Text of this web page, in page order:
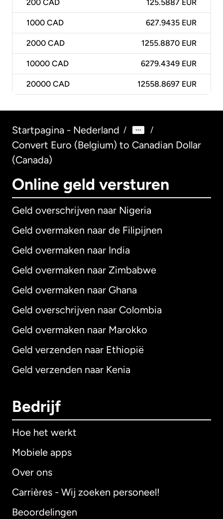
200 CAD 125.5887 EUR
1000 CAD 627.9435 EUR
2000 CAD 1255.8870 EUR
10000 CAD 6279.4349 EUR
20000 CAD 12558.8697 EUR
Startpagina - Nederland / /
Convert Euro (Belgium) to Canadian Dollar
(Canada)
Online geld versturen
Geld overschrijven naar Nigeria
Geld overmaken naar de Filipijnen
Geld overmaken naar India
Geld overmaken naar Zimbabwe
Geld overmaken naar Ghana
Geld overschrijven naar Colombia
Geld overmaken naar Marokko
Geld verzenden naar Ethiopië
Geld verzenden naar Kenia
Bedrijf
Hoe het werkt
Mobiele apps
Over ons
Carrières - Wij zoeken personeel!
Beoordelingen